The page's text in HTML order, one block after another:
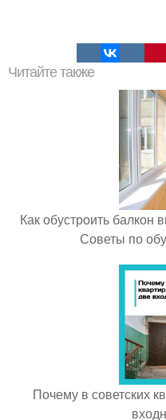
Читайте также
Как обустроить балкон
Советы по
Почему в советских